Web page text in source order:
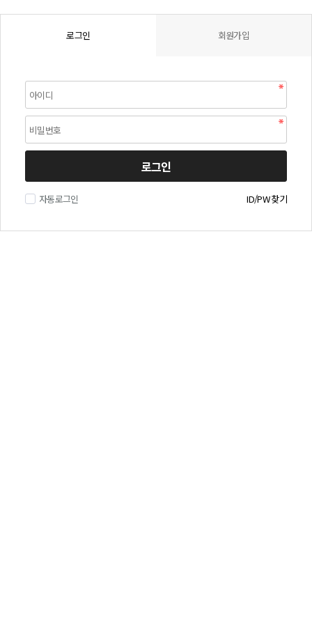
로그인 회원가입
로그인
자동로그인 ID/PW 찾기